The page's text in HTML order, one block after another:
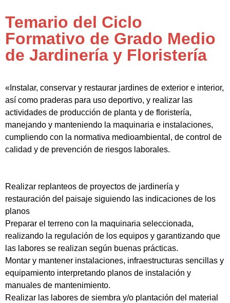
Temario del Ciclo
Formativo de Grado Medio
de Jardinería y Floristería
«Instalar, conservar y restaurar jardines de exterior e interior,
así como praderas para uso deportivo, y realizar las
actividades de producción de planta y de floristería,
manejando y manteniendo la maquinaria e instalaciones,
cumpliendo con la normativa medioambiental, de control de
calidad y de prevención de riesgos laborales.
Realizar replanteos de proyectos de jardinería y
restauración del paisaje siguiendo las indicaciones de los
planos
Preparar el terreno con la maquinaria seleccionada,
realizando la regulación de los equipos y garantizando que
las labores se realizan según buenas prácticas.
Montar y mantener instalaciones, infraestructuras sencillas y
equipamiento interpretando planos de instalación y
manuales de mantenimiento.
Realizar las labores de siembra y/o plantación del material